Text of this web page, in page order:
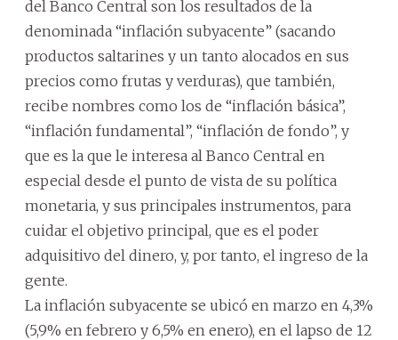
del Banco Central son los resultados de la
denominada “inflación subyacente” (sacando
productos saltarines y un tanto alocados en sus
precios como frutas y verduras), que también,
recibe nombres como los de “inflación básica”,
“inflación fundamental”, “inflación de fondo”, y
que es la que le interesa al Banco Central en
especial desde el punto de vista de su política
monetaria, y sus principales instrumentos, para
cuidar el objetivo principal, que es el poder
adquisitivo del dinero, y, por tanto, el ingreso de la
gente.
La inflación subyacente se ubicó en marzo en 4,3%
(5,9% en febrero y 6,5% en enero), en el lapso de 12